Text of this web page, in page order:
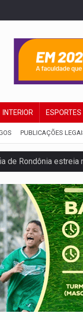
INTERIOR ESPORTES
PUBLICAÇÕES
de Rondônia
Mouza esclarece
parabeniza
DE
mais de uma
Confira os
é filmado
de Nova Mamoré